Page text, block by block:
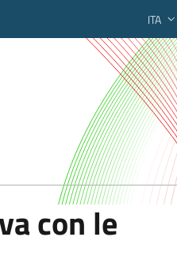
ITA
regionale
con le